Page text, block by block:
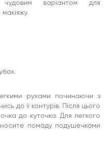
варіантом для
рухами починаючи з
до її контурів. Після цього
до куточка. Для легкого
помаду подушечками